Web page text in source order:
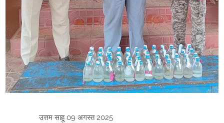
उत्तम साहू 09 अगस्त 2025